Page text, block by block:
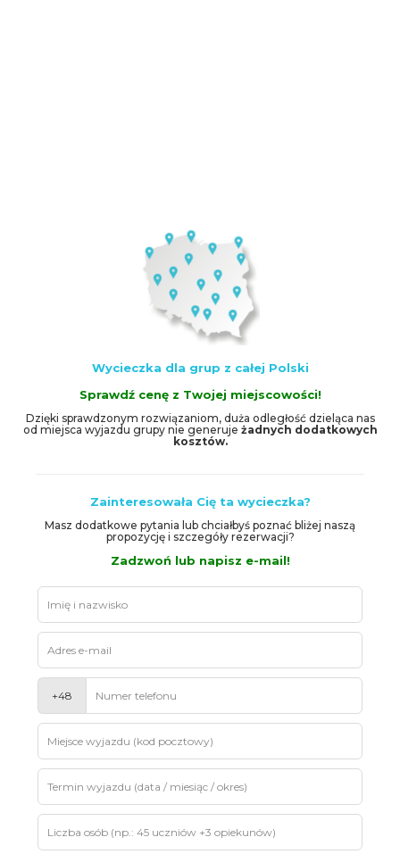
Wycieczka dla grup z całej Polski
Sprawdź cenę z Twojej miejscowości!
Dzięki sprawdzonym rozwiązaniom, duża odległość dzieląca nas
od miejsca wyjazdu grupy nie generuje żadnych dodatkowych
kosztów.
Zainteresowała Cię ta wycieczka?
Masz dodatkowe pytania lub chciałbyś poznać bliżej naszą
propozycję i szczegóły rezerwacji?
Zadzwoń lub napisz e-mail!
Leave
this
field
blank
+48